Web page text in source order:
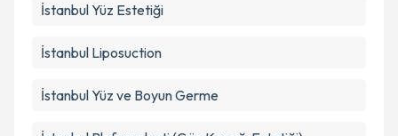
İstanbul Yüz Estetiği
İstanbul Liposuction
İstanbul Yüz ve Boyun Germe